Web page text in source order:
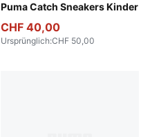
Puma Catch Sneakers Kinder
PUMA Black-PUMA White
CHF 40,00
Ursprünglich:CHF 50,00